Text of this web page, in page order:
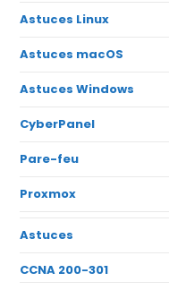
Astuces Linux
Astuces macOS
Astuces Windows
CyberPanel
Pare-feu
Proxmox
Astuces
CCNA 200-301